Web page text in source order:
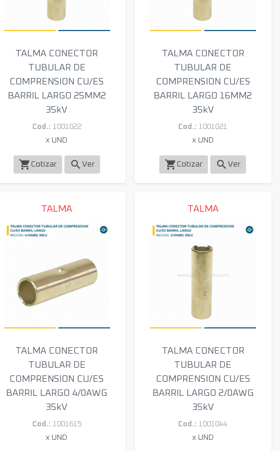
TALMA CONECTOR
TUBULAR DE
COMPRENSION CU/ES
BARRIL LARGO 25MM2
35kV
Cod.: 1001022
x UND
shopping_cart Cotizar search Ver
TALMA CONECTOR
TUBULAR DE
COMPRENSION CU/ES
BARRIL LARGO 16MM2
35kV
Cod.: 1001021
x UND
shopping_cart Cotizar searchVer
TALMA
TALMA CONECTOR
TUBULAR DE
COMPRENSION CU/ES
BARRIL LARGO 4/0AWG
35kV
Cod.: 1001615
x UND
TALMA
TALMA CONECTOR
TUBULAR DE
COMPRENSION CU/ES
BARRIL LARGO 2/0AWG
35kV
Cod.: 1001044
x UND